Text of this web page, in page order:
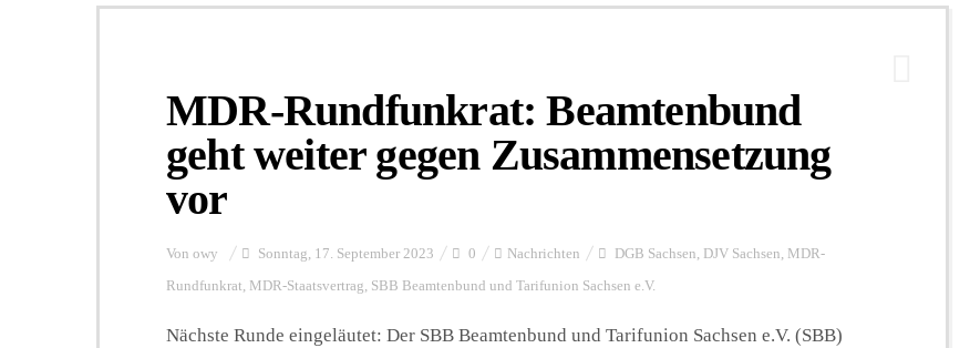
MDR-Rundfunkrat: Beamtenbund
geht weiter gegen Zusammensetzung
vor
Von owy Sonntag, 17. September 2023 0 Nachrichten DGB Sachsen, DJV Sachsen, MDR-
Rundfunkrat, MDR-Staatsvertrag, SBB Beamtenbund und Tarifunion Sachsen e.V.
Nächste Runde eingeläutet: Der SBB Beamtenbund und Tarifunion Sachsen e.V. (SBB)